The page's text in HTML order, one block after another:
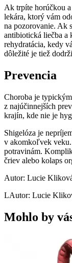
Ak trpíte horúčkou
lekára, ktorý vám
na pozorovanie. Ak
antibiotická liečba
rehydratácia, kedy
dôležité je tiež
Prevencia
Choroba je
z najúčinnejších
krajín, kde nie je
Shigelóza je
v akomkoľvek
potravinám.
čriev alebo kolaps
Autor: Lucie
LAutor: Lucie
Mohlo by